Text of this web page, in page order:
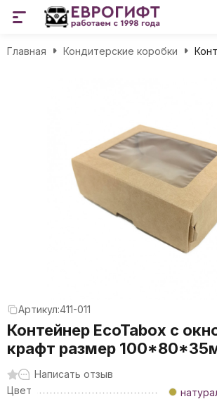
Главная Кондитерские коробки
Артикул:411-011
Контейнер EcoTabox с
крафт размер
Написать отзыв
Цвет